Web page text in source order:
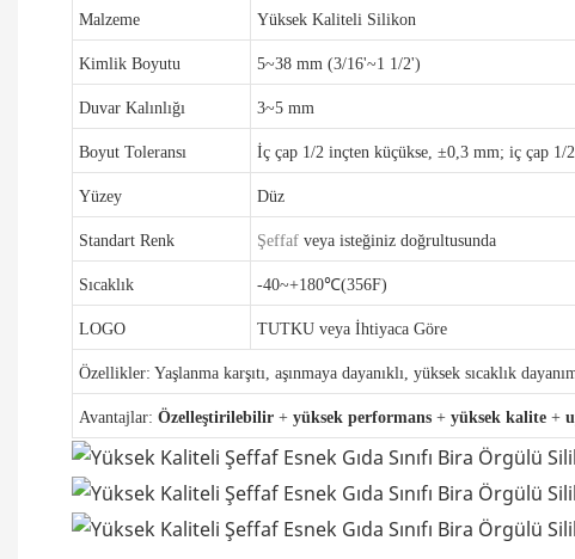
Malzeme Yüksek Kaliteli Silikon
Kimlik Boyutu 5~38 mm (3/16'~1 1/2')
Duvar Kalınlığı 3~5 mm
Boyut Toleransı İç çap 1/2 inçten küçükse, ±0,3 mm; iç çap 1/
Yüzey Düz
StandartRenk Şeffafveya isteğiniz doğrultusunda
Sıcaklık -40~+180℃(356F)
LOGO TUTKU veya İhtiyaca Göre
Özellikler: Yaşlanma karşıtı, aşınmaya dayanıklı, yüksek sıcaklık
Avantajlar: Özelleştirilebilir+ yüksek performans+ yüksek kalite+